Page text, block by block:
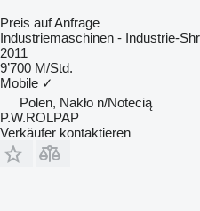
Preis auf Anfrage
Industriemaschinen - Industrie-
2011
9’700 M/Std.
Mobile ✓
Polen, Nakło n/Notecią
P.W.ROLPAP
Verkäufer kontaktieren